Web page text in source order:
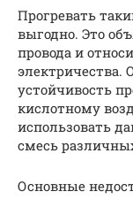
Прогревать
выгодно. Это
провода и
электричества.
устойчивость
кислотному
использовать
смесь
Основные